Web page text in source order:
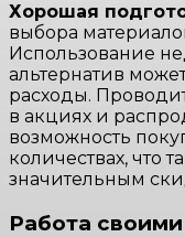
Хорошая
выбора
Использование
альтернатив
расходы.
в акциях и
возможность
количествах, что
значительным
Работа